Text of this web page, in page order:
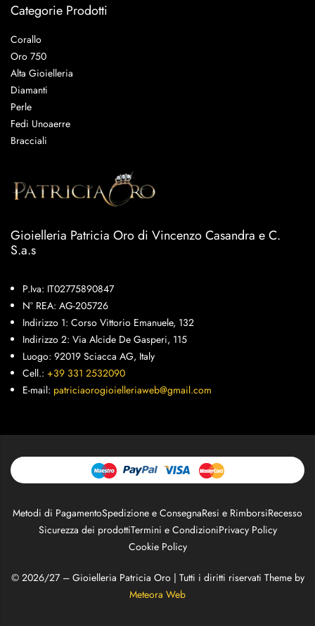
Gioielleria Patricia Oro di Vincenzo Casandra e C.
S.a.s
P.Iva: IT02775890847
N° REA: AG-205726
Indirizzo 1: Corso Vittorio Emanuele, 132
Indirizzo 2: Via Alcide De Gasperi, 115
Luogo: 92019 Sciacca AG, Italy
Cell.: +39 331 2532090
E-mail: patriciaorogioielleriaweb@gmail.com
Categorie Prodotti
Corallo
Oro 750
Alta Gioielleria
Diamanti
Perle
Fedi Unoaerre
Bracciali
Metodi di PagamentoSpedizione e ConsegnaResi e RimborsiRecesso
Sicurezza dei prodottiTermini e CondizioniPrivacy Policy
Cookie Policy
© 2026/27 – Gioielleria Patricia Oro | Tutti i diritti riservati Theme by
Meteora Web